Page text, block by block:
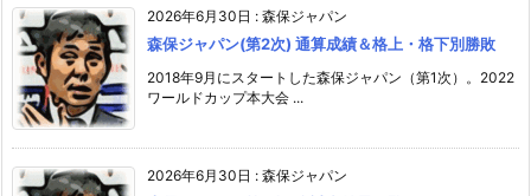
2026年6月30日 : 森保ジャパン
森保ジャパン(第2次) 通算成績＆格上・格下別勝敗
2018年9月にスタートした森保ジャパン（第1次）。2022
ワールドカップ本大会 ...
2026年6月30日 : 森保ジャパン